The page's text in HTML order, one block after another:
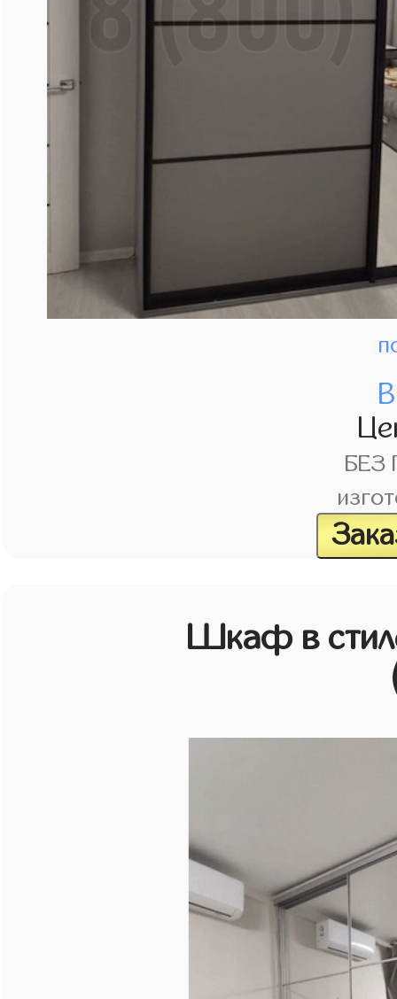
БЕЗ
Шкаф в